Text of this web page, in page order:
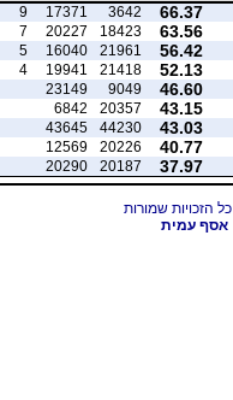
66.37
3642
17371
9
63.56
18423
20227
7
56.42
21961
16040
5
52.13
21418
19941
4
46.60
9049
23149
43.15
20357
6842
43.03
44230
43645
40.77
20226
12569
37.97
20187
20290
אסף עמית